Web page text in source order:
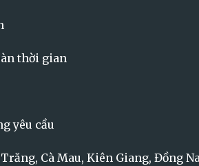
thời gian
yêu cầu
Cà Mau, Kiên Giang, Đồng